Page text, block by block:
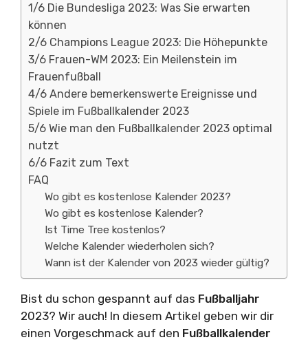
1/6 Die Bundesliga 2023: Was Sie erwarten
können
2/6 Champions League 2023: Die Höhepunkte
3/6 Frauen-WM 2023: Ein Meilenstein im
Frauenfußball
4/6 Andere bemerkenswerte Ereignisse und
Spiele im Fußballkalender 2023
5/6 Wie man den Fußballkalender 2023 optimal
nutzt
6/6 Fazit zum Text
FAQ
Wo gibt es kostenlose Kalender 2023?
Wo gibt es kostenlose Kalender?
Ist Time Tree kostenlos?
Welche Kalender wiederholen sich?
Wann ist der Kalender von 2023 wieder gültig?
Bist du schon gespannt auf das Fußballjahr
2023? Wir auch! In diesem Artikel geben wir dir
einen Vorgeschmack auf den Fußballkalender